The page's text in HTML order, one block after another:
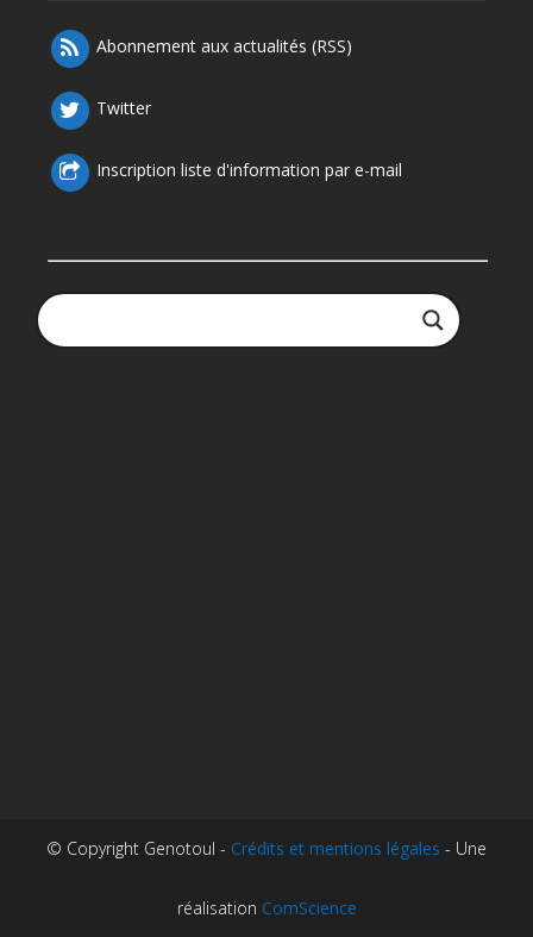
Abonnement aux actualités (RSS)
Twitter
Inscription liste d'information par e-mail
© Copyright Genotoul - Crédits et mentions légales - Une
réalisation ComScience